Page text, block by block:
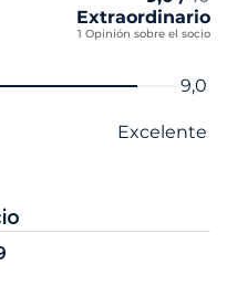
Extraordinario
1 Opinión sobre el socio
9,0
Excelente